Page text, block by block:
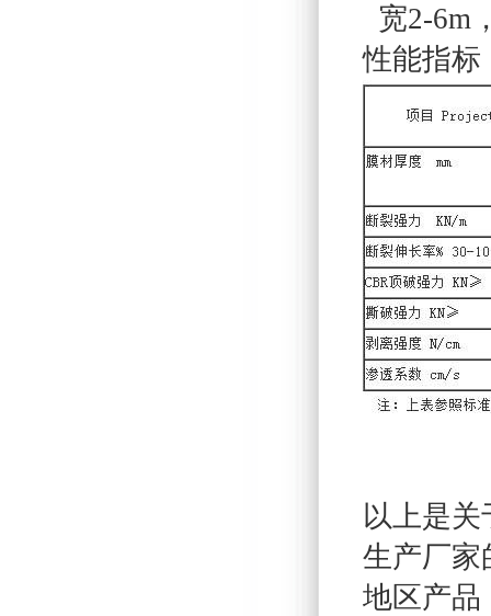
宽2-6m
性能指标
以上是
生产厂家
地区产